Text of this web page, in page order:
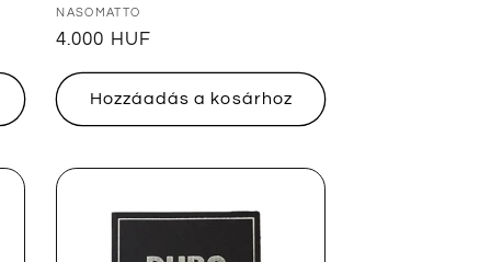
Forgalmazó:
NASOMATTO
Normál
4.000 HUF
Hozzáadás a kosárhoz